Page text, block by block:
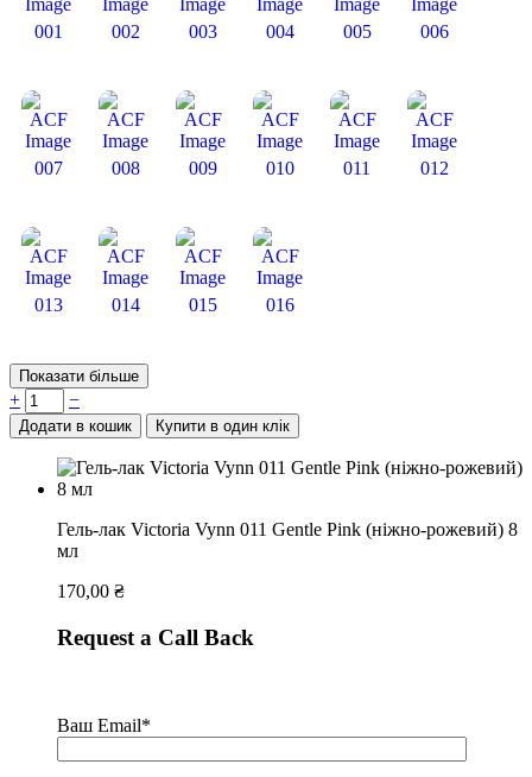
001 002 003 004 005 006
007 008 009 010 011 012
013 014 015 016
Показати більше
+ −
Додати в кошик Купити в один клік
Гель-лак Victoria Vynn 011 Gentle Pink (ніжно-рожевий) 8
мл
170,00 ₴
Request a Call Back
Ваш Email*